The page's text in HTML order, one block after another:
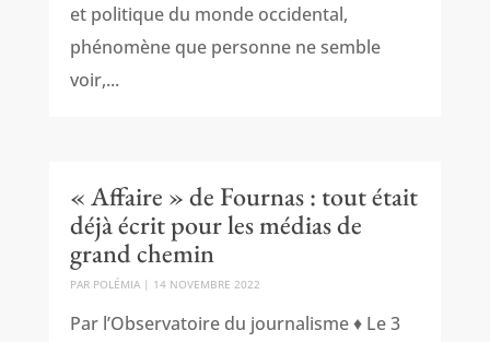
et politique du monde occidental,
phénomène que personne ne semble
voir,...
« Affaire » de Fournas : tout était
déjà écrit pour les médias de
grand chemin
PAR POLÉMIA| 14 NOVEMBRE 2022
Par l’Observatoire du journalisme ♦ Le 3